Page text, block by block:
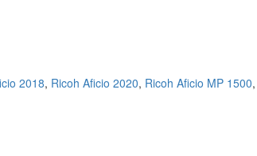
2018, Ricoh Aficio 2020, Ricoh Aficio MP 1500,